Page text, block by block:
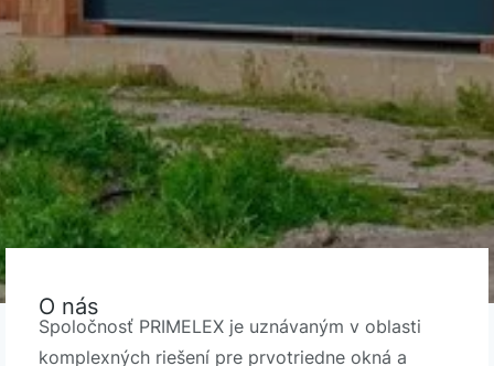
O nás
Spoločnosť PRIMELEX je uznávaným v oblasti
komplexných riešení pre prvotriedne okná a